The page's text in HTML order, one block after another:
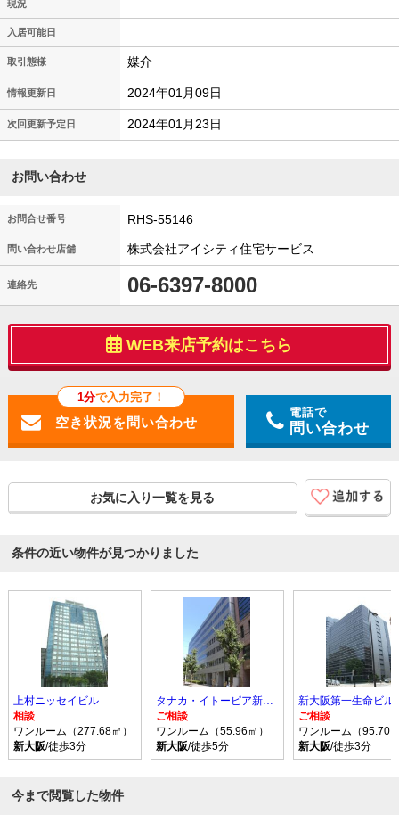
現況
入居可能日
取引態様 媒介
情報更新日 2024年01月09日
次回更新予定日 2024年01月23日
お問い合わせ
お問合せ番号 RHS-55146
問い合わせ店舗 株式会社アイシティ住宅サービス
連絡先 06-6397-8000
WEB来店予約はこちら
1分で入力完了！
電話で
問い合わせ
お気に入り一覧を見る
条件の近い物件が見つかりました
上村ニッセイビル
相談
ワンルーム（277.68㎡）
新大阪/徒歩3分
タナカ・イトーピア新大阪ビル
ご相談
ワンルーム（55.96㎡）
新大阪/徒歩5分
ご相談
ワンルーム（95.70
新大阪/徒歩3分
今まで閲覧した物件